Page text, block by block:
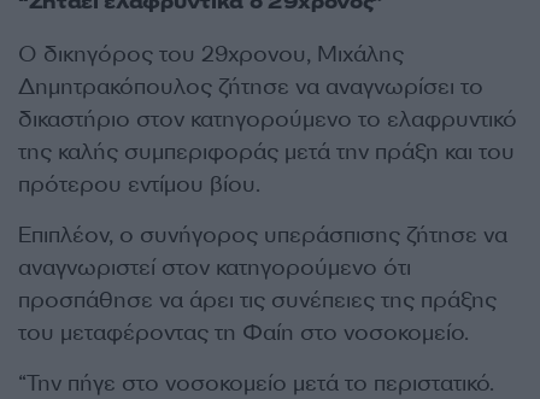
Ο δικηγόρος του 29χρονου, Μιχάλης
Δημητρακόπουλος ζήτησε να αναγνωρίσει το
δικαστήριο στον κατηγορούμενο το ελαφρυντικό
της καλής συμπεριφοράς μετά την πράξη και του
πρότερου εντίμου βίου.
Επιπλέον, ο συνήγορος υπεράσπισης ζήτησε να
αναγνωριστεί στον κατηγορούμενο ότι
προσπάθησε να άρει τις συνέπειες της πράξης
του μεταφέροντας τη Φαίη στο νοσοκομείο.
“Την πήγε στο νοσοκομείο μετά το περιστατικό.